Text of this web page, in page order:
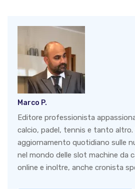
Marco P.
Editore professionista
calcio, padel, tennis e tanto altro.
aggiornamento quotidiano sulle
nel mondo delle slot machine da
online e inoltre, anche cronista